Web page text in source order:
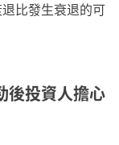
比發生衰退的可
後投資人擔心